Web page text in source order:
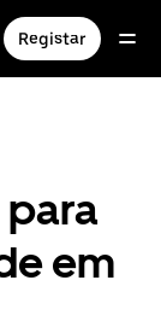
Registar
em